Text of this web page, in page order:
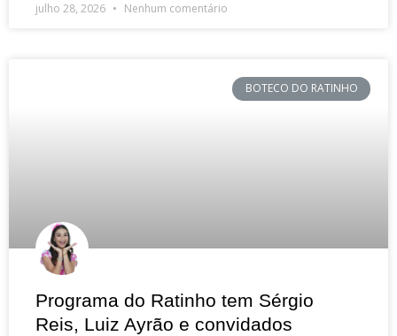
julho 28, 2026 Nenhum comentário
BOTECO DO RATINHO
Programa do Ratinho tem Sérgio
Reis, Luiz Ayrão e convidados